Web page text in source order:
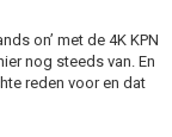
on’ met de 4K KPN
nog steeds van. En
reden voor en dat